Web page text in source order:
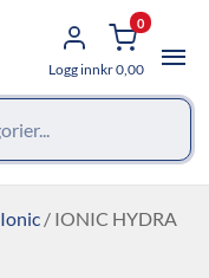
Logg inn
0
kr0,00
Ionic / IONIC HYDRA